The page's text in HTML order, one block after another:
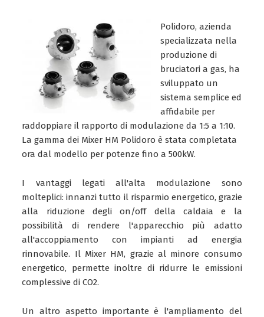
Polidoro, azienda
specializzata nella
produzione di
bruciatori a gas, ha
sviluppato un
sistema semplice ed
affidabile per
raddoppiare il rapporto di modulazione da 1:5 a 1:10.
La gamma dei Mixer HM Polidoro è stata completata
ora dal modello per potenze fino a 500kW.
I vantaggi legati all'alta modulazione sono
molteplici: innanzi tutto il risparmio energetico, grazie
alla riduzione degli on/off della caldaia e la
possibilità di rendere l'apparecchio più adatto
all'accoppiamento con impianti ad energia
rinnovabile. Il Mixer HM, grazie al minore consumo
energetico, permette inoltre di ridurre le emissioni
complessive di CO2.
Un altro aspetto importante è l'ampliamento del